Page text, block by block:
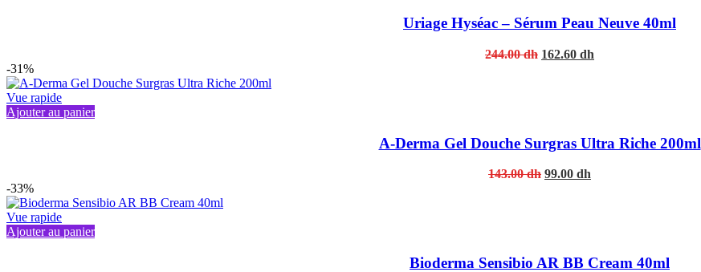
Uriage Hyséac – Sérum Peau Neuve 40ml
244.00dh Original
162.60 dh
-31%
Vue rapide
Ajouter au panier
A-Derma Gel Douche Surgras Ultra Riche 200ml
143.00dh Original
99.00 dh
-33%
Vue rapide
Ajouter au panier
Bioderma Sensibio AR BB Cream 40ml